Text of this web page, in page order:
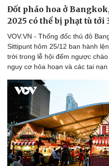
Sức khỏe
Đốt pháo hoa ở
2025 có thể bị phạt tù tới
VOV.VN - Thống đốc thủ đô
Sittipunt hôm 25/12 ban hành
trời trong lễ hội đếm ngược
nguy cơ hỏa hoạn và các tai nạn